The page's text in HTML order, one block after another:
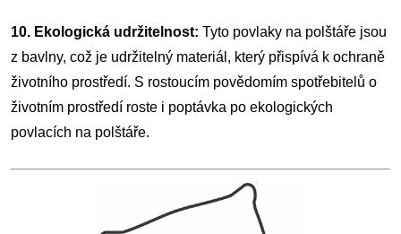
10. Ekologická udržitelnost: Tyto povlaky na polštáře jsou
z bavlny, což je udržitelný materiál, který přispívá k ochraně
životního prostředí. S rostoucím povědomím spotřebitelů o
životním prostředí roste i poptávka po ekologických
povlacích na polštáře.